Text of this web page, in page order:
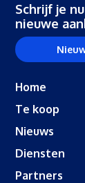
Schrijf je
nieuwe
Home
Te koop
Nieuws
Diensten
Partners